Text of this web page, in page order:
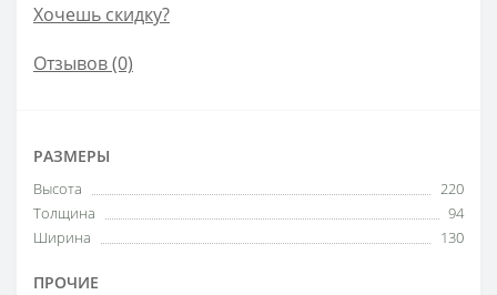
Хочешь скидку?
Отзывов (0)
РАЗМЕРЫ
Высота
220
Толщина
94
Ширина
130
ПРОЧИЕ